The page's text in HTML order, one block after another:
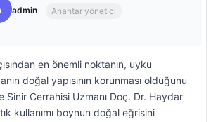
admin Anahtar yönetici
en önemli noktanın, uyku
doğal yapısının korunması olduğunu
Sinir Cerrahisi Uzmanı Doç. Dr. Haydar
kullanımı boynun doğal eğrisini